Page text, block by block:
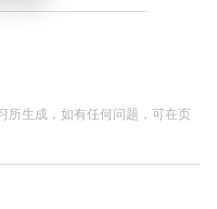
所生成，如有任何问题，可在页